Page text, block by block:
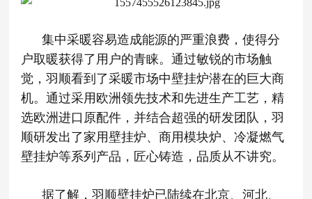
集中采暖容易造成能源的严重浪费，使得分
户取暖获得了用户的青睐。通过敏锐的市场触
觉，羽顺看到了采暖市场中壁挂炉潜在的巨大商
机。通过采用欧洲领先技术和先进生产工艺，精
选欧洲进口原配件，并结合超强的研发团队，羽
顺研发出了家用壁挂炉、商用模块炉、冷凝燃气
壁挂炉等系列产品，匠心铸造，品质从不讲究。
据了解，羽顺壁挂炉已陆续在北京、河北、